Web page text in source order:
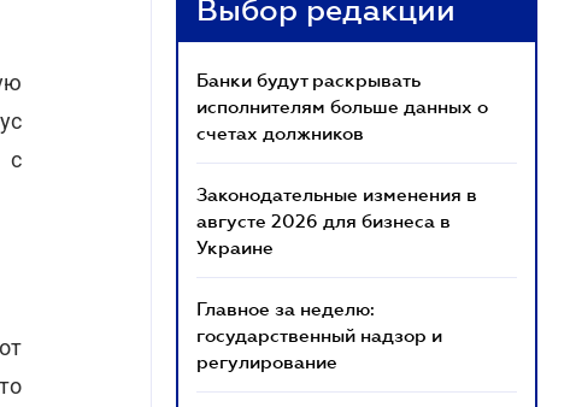
с
Выбор редакции
Банки будут раскрывать
исполнителям больше данных о
счетах должников
Законодательные изменения в
августе 2026 для бизнеса в
Украине
Главное за неделю:
государственный надзор и
регулирование